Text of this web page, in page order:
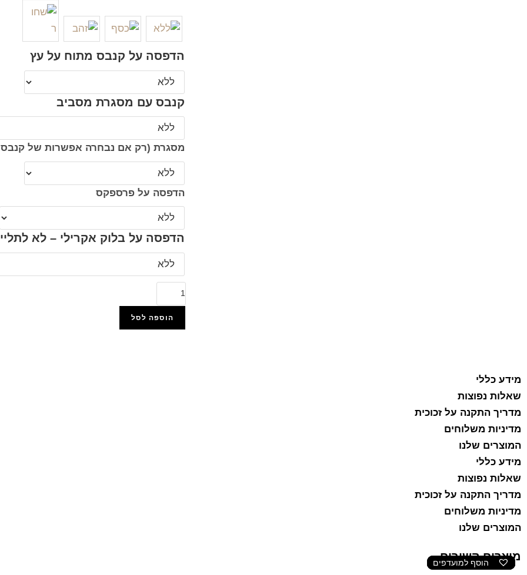
הדפסה על קנבס מתוח על עץ
קנבס עם מסגרת מסביב
מסגרת (רק אם נבחרה אפשרות של
הדפסה על פרספקס
הדפסה על בלוק אקרילי – לא
הוספה לסל
מידע כללי
שאלות נפוצות
מדריך התקנה על זכוכית
מדיניות משלוחים
המוצרים שלנו
מידע כללי
שאלות נפוצות
מדריך התקנה על זכוכית
מדיניות משלוחים
המוצרים שלנו
מוצרים קשורים
הוסף למועדפים
הוסף למועדפים
הוסף למועדפים
הוסף למועדפים